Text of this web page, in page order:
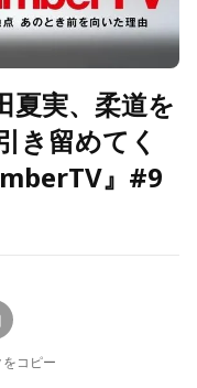
夏実、柔道を
き留めてく
』#9
をコピー